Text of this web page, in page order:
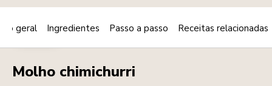
MOLHOS Print
Molho chimichurri
geral Ingredientes Passo a passo Receitas relacionadas